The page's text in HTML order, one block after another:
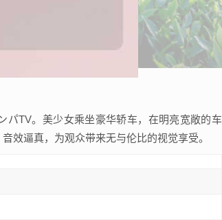
パTV。美少女乘坐豪华轿车，在明亮宽敞的车
效逼真，为观众带来无与伦比的视觉享受。